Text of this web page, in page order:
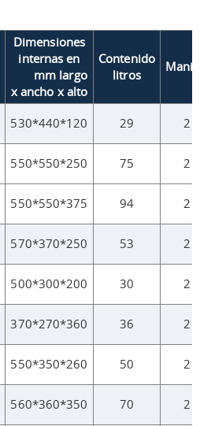
Dimensiones
internas en
mm largo
x ancho x alto
Contenido
litros
530*440*120 29 2
550*550*250 75 2
550*550*375 94 2
570*370*250 53 2
500*300*200 30 2
370*270*360 36 2
550*350*260 50 2
560*360*350 70 2